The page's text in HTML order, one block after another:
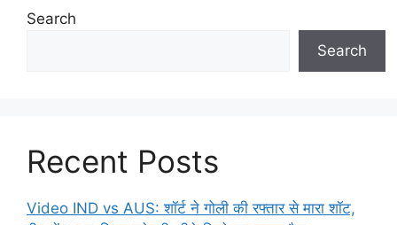
Search
Search
Recent Posts
Video IND vs AUS: शॉर्ट ने गोली की रफ्तार से मारा शॉट,